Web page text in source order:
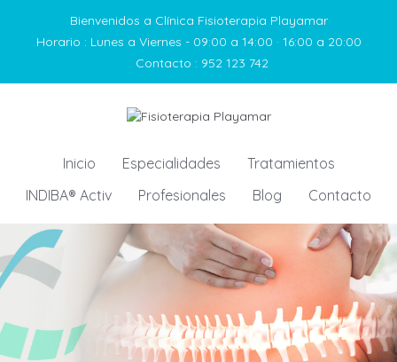
Bienvenidos a Clínica Fisioterapia Playamar
Horario : Lunes a Viernes - 09:00 a 14:00 · 16:00 a 20:00
Contacto : 952 123 742
Inicio Especialidades
Tratamientos
INDIBA® Activ
Profesionales Blog Contacto